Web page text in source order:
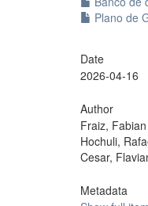
Plano de
Date
2026-04-16
Author
Fraiz, Fabian
Hochuli,
Cesar,
Metadata